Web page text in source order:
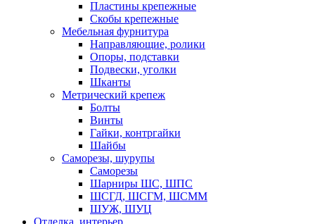
Пластины крепежные
Скобы крепежные
Мебельная фурнитура
Направляющие, ролики
Опоры, подставки
Подвески, уголки
Шканты
Метрический крепеж
Болты
Винты
Гайки, контргайки
Шайбы
Саморезы, шурупы
Саморезы
Шарниры ШС, ШПС
ШСГД, ШСГМ, ШСММ
ШУЖ, ШУЦ
Отделка, интерьер